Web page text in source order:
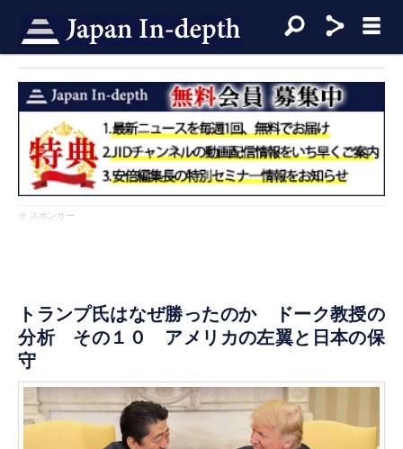
※ スポンサー
トランプ氏はなぜ勝ったのか ドーク教授の
分析 その１０ アメリカの左翼と日本の保
守